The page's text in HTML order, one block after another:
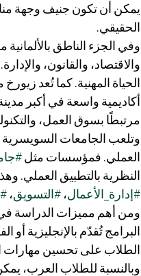
يمكن أن تكون جنيف وجهة
الحقيقي.
وفي الجزء الناطق
والاقتصاد، والقانون،
الحياة المهنية. كما تُعد
أكاديمية واسعة في أكبر
مرتبطًا بسوق العمل،
وتلعب الجامعات السويسرية
العملي. فمؤسسات مثل
النظرية بالتطبيق العملي.
#إدارة_الأعمال، #التسويق،
ومن أهم مميزات الدراسة في
البرامج تُقدّم بالإنجليزية أو
الطلاب على تحسين مهارات
وبالنسبة للطلاب العرب،